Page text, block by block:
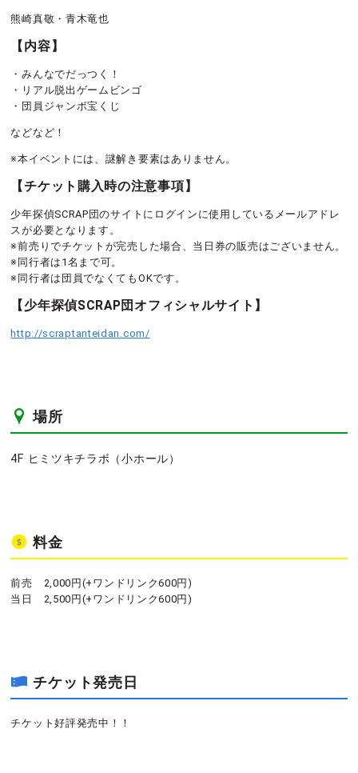
熊崎真敬・青木竜也
【内容】
・みんなでだっつく！
・リアル脱出ゲームビンゴ
・団員ジャンボ宝くじ
などなど！
※本イベントには、謎解き要素はありません。
【チケット購入時の注意事項】
少年探偵SCRAP団のサイトにログインに使用しているメールアドレ
スが必要となります。
※前売りでチケットが完売した場合、当日券の販売はございません。
※同行者は1名まで可。
※同行者は団員でなくてもOKです。
【少年探偵SCRAP団オフィシャルサイト】
http://scraptanteidan.com/
場所
4F ヒミツキチラボ（小ホール）
料金
前売 2,000円(+ワンドリンク600円)
当日 2,500円(+ワンドリンク600円)
チケット発売日
チケット好評発売中！！